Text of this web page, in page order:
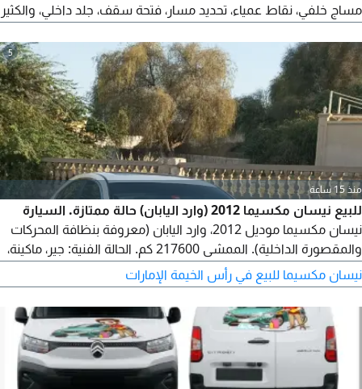
مساج خلفي، نقاط عمياء، تحديد مسار، فتحة سقف، جلد داخلي، والكثير
مطلوب فيها 12000 وقابل للتفاوض. موجودة في إمارة رأس الخيمة.
للتواصل
5
منذ 15 ساعة
للبيع نيسان مكسيما 2012 (وارد اليابان) حالة ممتازة. السيارة
نيسان مكسيما موديل 2012، وارد اليابان (معروفة بنظافة المحركات
والمقصورة الداخلية). الممشى 217600 كم. الحالة الفنية: جير، ماكينة،
وشاسيه بحالة ممتازة جدا (على الفحص). المكيف ثلج (مواصفات
يابانية أصلية). المميزات: تشغيل بصمة، فتحة سقف، كراسي كهرباء،
مثبت سرعة. الصيانة: تم عمل سرفيس كامل للسيارة مؤخرا. رقم
للتواصل.
نيسان مكسيما للبيع في رأس الخيمة الإمارات